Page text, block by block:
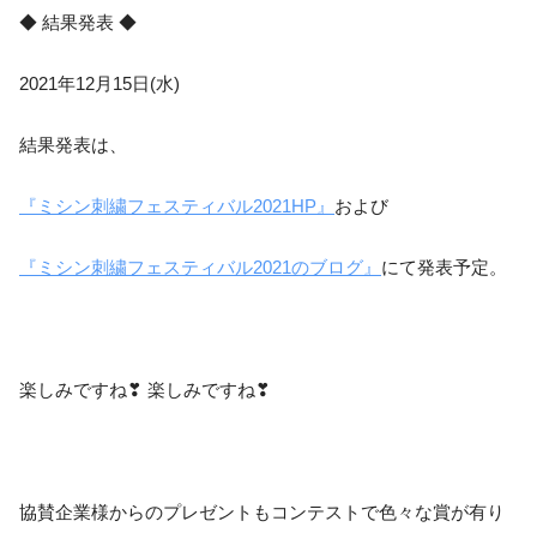
◆ 結果発表 ◆
2021年12月15日(水)
結果発表は、
『ミシン刺繍フェスティバル2021HP』 および
『ミシン刺繍フェスティバル2021のブログ』 にて発表予定。
楽しみですね❣ 楽しみですね❣
協賛企業様からのプレゼントもコンテストで色々な賞が有り